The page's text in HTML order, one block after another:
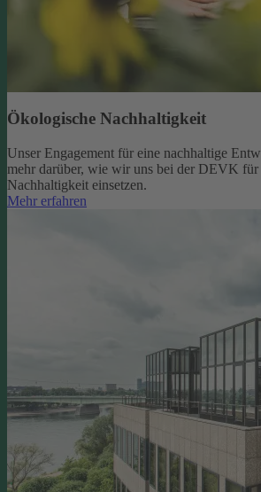
Ökologische Nachhaltigkeit
Unser Engagement für eine nachhaltige
mehr darüber, wie wir uns bei der DEVK
Nachhaltigkeit einsetzen.
Mehr erfahren